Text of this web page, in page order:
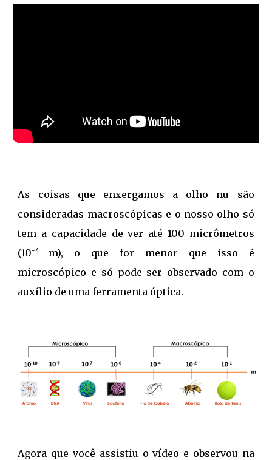
As coisas que enxergamos a olho nu são
consideradas macroscópicas e o nosso olho só
tem a capacidade de ver até 100 micrômetros
(10-4 m), o que for menor que isso é
microscópico e só pode ser observado com o
auxílio de uma ferramenta óptica.
Agora que você assistiu o vídeo e observou na